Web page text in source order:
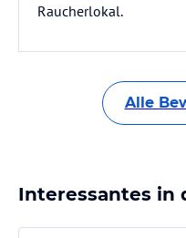
Raucherlokal.
Alle
Interessantes in